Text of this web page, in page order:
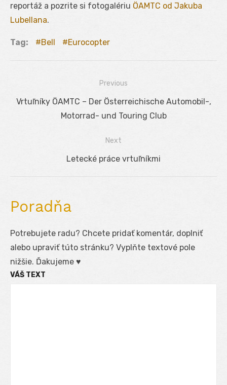
reportáž a pozrite si fotogalériu ÖAMTC od Jakuba
Lubellana.
Tag: Bell Eurocopter
Navigácia
Previous
Previous
Vrtuľníky ÖAMTC – Der Österreichische Automobil-,
Motorrad- und Touring Club
Next
Next
Letecké práce vrtuľníkmi
Poradňa
Potrebujete radu? Chcete pridať komentár, doplniť
alebo upraviť túto stránku? Vyplňte textové pole
nižšie. Ďakujeme ♥
VÁŠ TEXT